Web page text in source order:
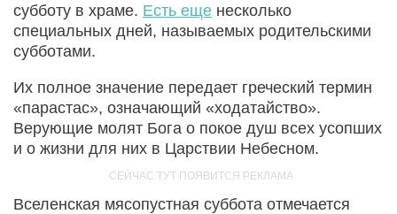
субботу в храме. Есть еще несколько
специальных дней, называемых родительскими
субботами.
Их полное значение передает греческий термин
«парастас», означающий «ходатайство».
Верующие молят Бога о покое душ всех усопших
и о жизни для них в Царствии Небесном.
Вселенская мясопустная суббота отмечается